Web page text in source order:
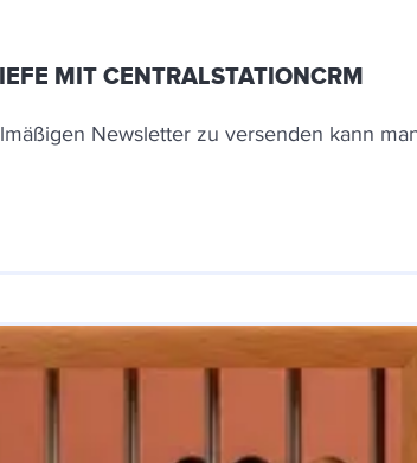
MIT CENTRALSTATIONCRM
Newsletter zu versenden kann